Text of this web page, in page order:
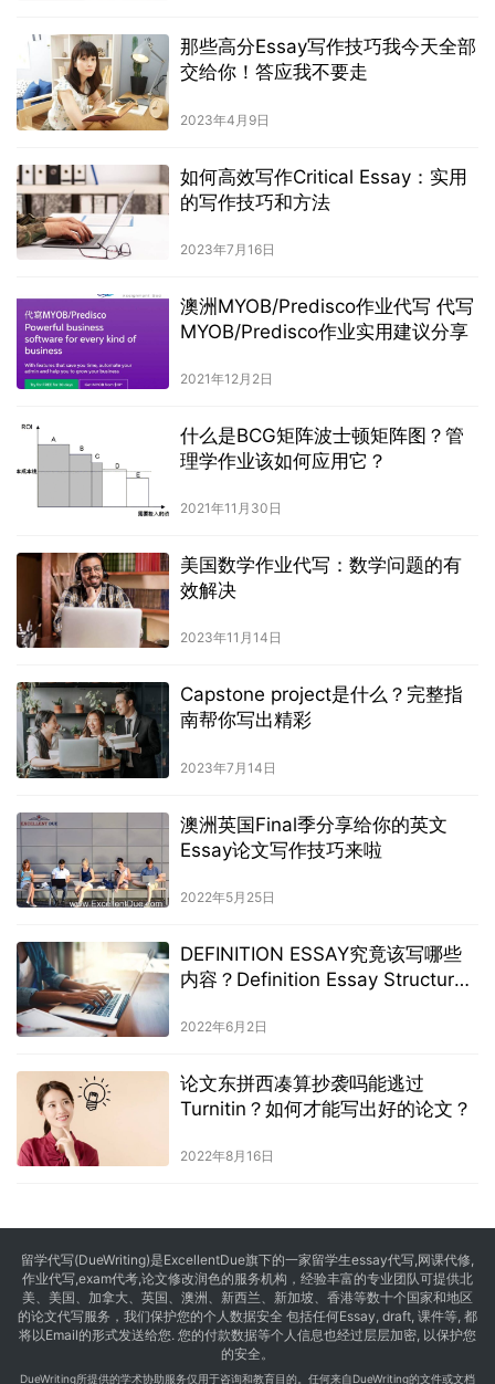
那些高分Essay写作技巧我今天全部
交给你！答应我不要走
2023年4月9日
如何高效写作Critical Essay：实用
的写作技巧和方法
2023年7月16日
澳洲MYOB/Predisco作业代写 代写
MYOB/Predisco作业实用建议分享
2021年12月2日
什么是BCG矩阵波士顿矩阵图？管
理学作业该如何应用它？
2021年11月30日
美国数学作业代写：数学问题的有
效解决
2023年11月14日
Capstone project是什么？完整指
南帮你写出精彩
2023年7月14日
澳洲英国Final季分享给你的英文
Essay论文写作技巧来啦
2022年5月25日
DEFINITION ESSAY究竟该写哪些
内容？Definition Essay Structure,
2022年6月2日
论文东拼西凑算抄袭吗能逃过
Turnitin？如何才能写出好的论文？
2022年8月16日
留学代写(DueWriting)是ExcellentDue旗下的一家留学生essay代写,网课代修,
作业代写,exam代考,论文修改润色的服务机构，经验丰富的专业团队可提供北
美、美国、加拿大、英国、澳洲、新西兰、新加坡、香港等数十个国家和地区
的论文代写服务，我们保护您的个人数据安全 包括任何Essay, draft, 课件等, 都
将以Email的形式发送给您. 您的付款数据等个人信息也经过层层加密, 以保护您
的安全。
DueWriting所提供的学术协助服务仅用于咨询和教育目的。任何来自DueWriting的文件或文档